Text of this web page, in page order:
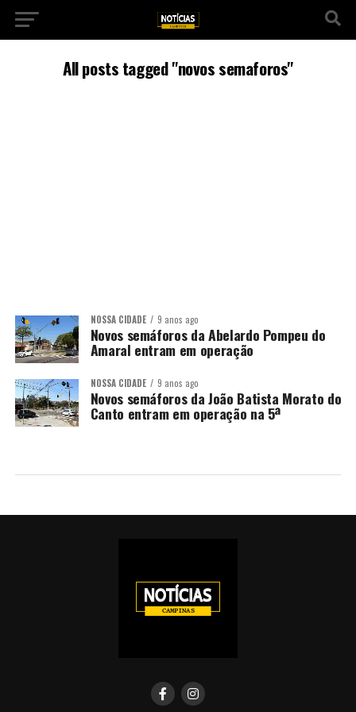
All posts tagged "novos semaforos"
NOSSA CIDADE 9 anos ago
Novos semáforos da Abelardo Pompeu do
Amaral entram em operação
NOSSA CIDADE 9 anos ago
Novos semáforos da João Batista Morato do
Canto entram em operação na 5ª